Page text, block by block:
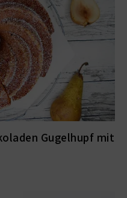
Gugelhupf mit